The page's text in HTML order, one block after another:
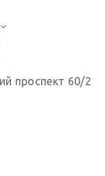
проспект 60/2